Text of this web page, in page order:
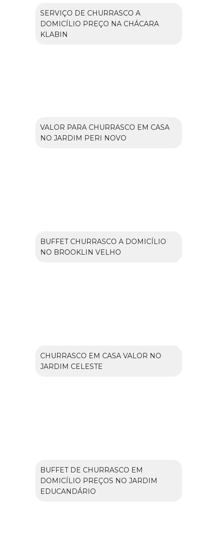
SERVIÇO DE CHURRASCO A
DOMICÍLIO PREÇO NA CHÁCARA
KLABIN
VALOR PARA CHURRASCO EM CASA
NO JARDIM PERI NOVO
BUFFET CHURRASCO A DOMICÍLIO
NO BROOKLIN VELHO
CHURRASCO EM CASA VALOR NO
JARDIM CELESTE
BUFFET DE CHURRASCO EM
DOMICÍLIO PREÇOS NO JARDIM
EDUCANDÁRIO